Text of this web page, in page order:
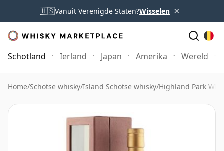
🇺🇸Vanuit Verenigde Staten?Wisselen ×
Schotland Ierland Japan Amerika Wereld
Home/Schotse whisky/Island Schotse whisky/Highland Park